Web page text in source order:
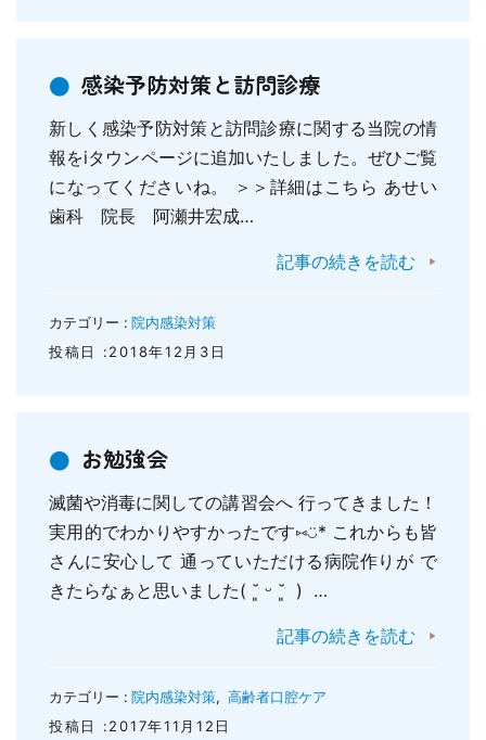
感染予防対策と訪問診療
新しく感染予防対策と訪問診療に関する当院の情
報をiタウンページに追加いたしました。ぜひご覧
になってくださいね。 ＞＞詳細はこちら あせい
歯科 院長 阿瀬井宏成…
記事の続きを読む
カテゴリー : 院内感染対策
投稿日 :2018年12月3日
お勉強会
滅菌や消毒に関しての講習会へ 行ってきました！
実用的でわかりやすかったです⑅︎◡̈︎* これからも皆
さんに安心して 通っていただける病院作りが で
きたらなぁと思いました( ˘͈ ᵕ ˘͈ ) …
記事の続きを読む
カテゴリー : 院内感染対策, 高齢者口腔ケア
投稿日 :2017年11月12日